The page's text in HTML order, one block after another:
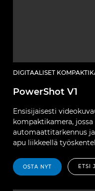
DIGITAALISET
PowerShot V1
Ensisijaisesti
kompaktikamera,
automaattitarkennus
apu liikkeellä
OSTA NYT ETSI